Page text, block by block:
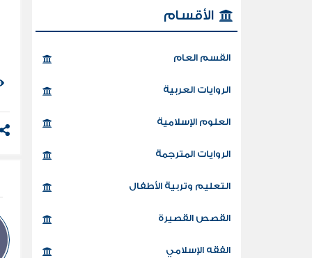
الأقسام
القسم العام
الروايات العربية
العلوم الإسلامية
الروايات المترجمة
التعليم وتربية الأطفال
القصص القصيرة
الفقه الإسلامي